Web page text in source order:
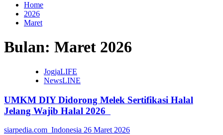
Home
2026
Maret
Bulan: Maret 2026
JogjaLIFE
NewsLINE
UMKM DIY Didorong Melek Sertifikasi Halal
Jelang Wajib Halal 2026
siarpedia.com_Indonesia 26 Maret 2026